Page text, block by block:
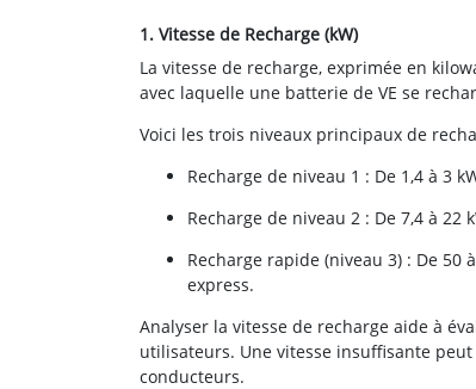
1. Vitesse de Recharge (kW)
La vitesse de recharge, exprimée en
avec laquelle une batterie de VE se
Voici les trois niveaux principaux de
Recharge de niveau 1 : De 1,4 à 3
Recharge de niveau 2 : De 7,4 à
Recharge rapide (niveau 3) : De
express.
Analyser la vitesse de recharge aide à
utilisateurs. Une vitesse insuffisante
conducteurs.